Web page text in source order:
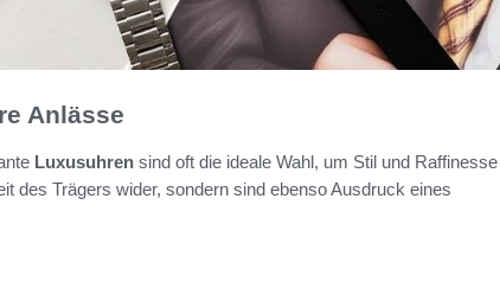
Anlässe
Luxusuhren sind oft die ideale Wahl, um Stil und Raffinesse
des Trägers wider, sondern sind ebenso Ausdruck eines